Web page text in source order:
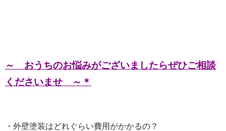
～ おうちのお悩みがございましたらぜひご相談
くださいませ ～＊
・外壁塗装はどれぐらい費用がかかるの？